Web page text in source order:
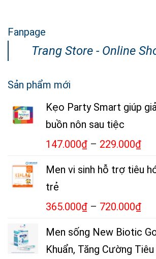
Fanpage
Trang Store - Online
Sản phẩm mới
Kẹo Party Smart giúp
buồn nôn sau tiệc
147.000₫ – 229.000₫
Men vi sinh hỗ trợ tiêu
trẻ
365.000₫ – 720.000₫
Men sống New Biotic
Khuẩn, Tăng Cường